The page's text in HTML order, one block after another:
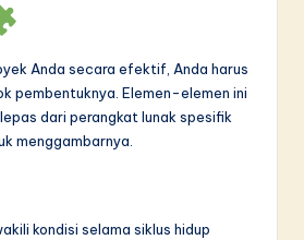
Anda secara efektif, Anda harus
pembentuknya. Elemen-elemen ini
dari perangkat lunak spesifik
menggambarnya.
kondisi selama siklus hidup